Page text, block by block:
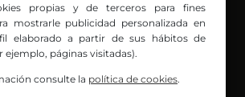
Agurtzane
Belén Ollero
Dani
Eduardo
Eva Argote
Endika
propias y de terceros para fines
mostrarle publicidad personalizada en
elaborado a partir de sus hábitos de
ejemplo, páginas visitadas).
consulte la política de cookies.